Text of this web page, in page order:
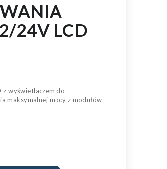
24V LCD
z wyświetlaczem do
maksymalnej mocy z modułów